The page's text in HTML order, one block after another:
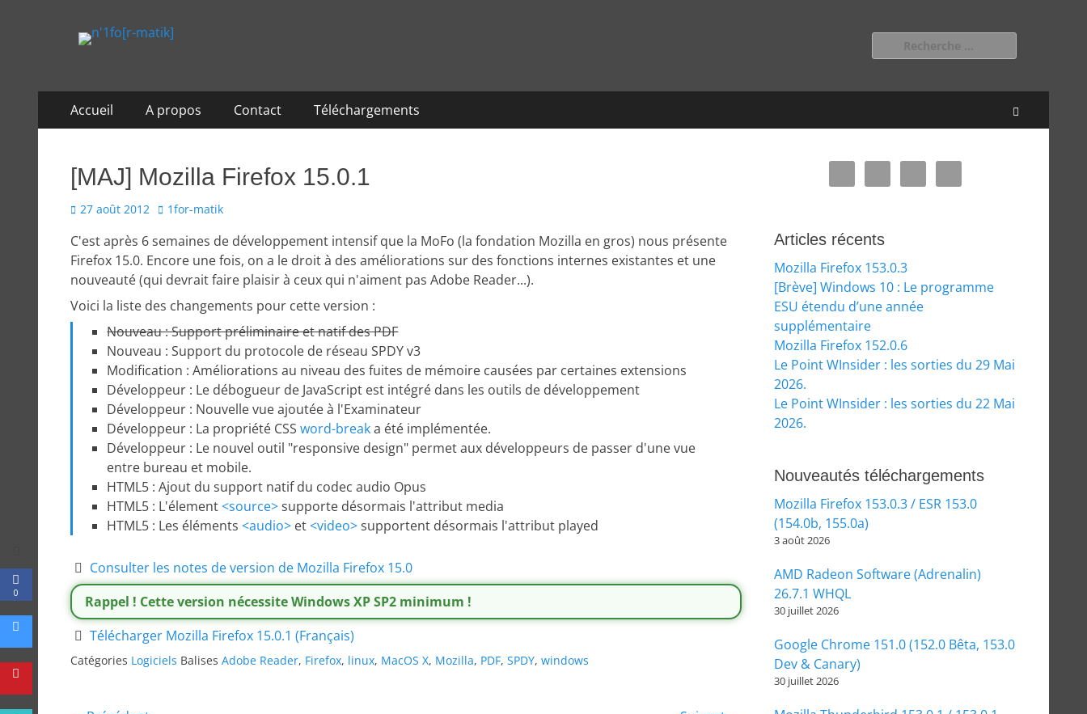
n'1fo[r-matik]
Pour les nymphos d'infos en info…
Menu
principal
Accueil A propos Contact Téléchargements
[MAJ] Mozilla Firefox 15.0.1
Posted
27 août 2012 Author
1for-matik
C'est après 6 semaines de développement intensif que la MoFo (la fondation Mozilla en gros) nous présente
Firefox 15.0. Encore une fois, on a le droit à des améliorations sur des fonctions internes existantes et une
nouveauté (qui devrait faire plaisir à ceux qui n'aiment pas Adobe Reader...).
Voici la liste des changements pour cette version :
Nouveau : Support préliminaire et natif des PDF
Nouveau : Support du protocole de réseau SPDY v3
Modification : Améliorations au niveau des fuites de mémoire causées par certaines extensions
Développeur : Le débogueur de JavaScript est intégré dans les outils de développement
Développeur : Nouvelle vue ajoutée à l'Examinateur
Développeur : La propriété CSSword-breaka été implémentée.
Développeur : Le nouvel outil "responsive design" permet aux développeurs de passer d'une vue
entre bureau et mobile.
HTML5 : Ajout du support natif du codec audio Opus
HTML5 : L'élement<source>supporte désormais l'attribut media
HTML5 : Les éléments<audio> et<video>supportent désormais l'attribut played
Consulter les notes de version de Mozilla Firefox 15.0
Rappel ! Cette version nécessite Windows XP SP2 minimum !
Télécharger Mozilla Firefox 15.0.1 (Français)
Catégories Logiciels Balises Adobe Reader, Firefox, linux, MacOS X, Mozilla, PDF, SPDY, windows
Articles récents
Mozilla Firefox 153.0.3
[Brève] Windows 10 : Le programme
ESU étendu d’une année
supplémentaire
Mozilla Firefox 152.0.6
Le Point WInsider : les sorties du 29 Mai
2026.
Le Point WInsider : les sorties du 22 Mai
2026.
Nouveautés téléchargements
Mozilla Firefox 153.0.3 / ESR 153.0
(154.0b, 155.0a)
3 août 2026
AMD Radeon Software (Adrenalin)
26.7.1 WHQL
30 juillet 2026
Google Chrome 151.0 (152.0 Bêta, 153.0
Dev & Canary)
30 juillet 2026
0